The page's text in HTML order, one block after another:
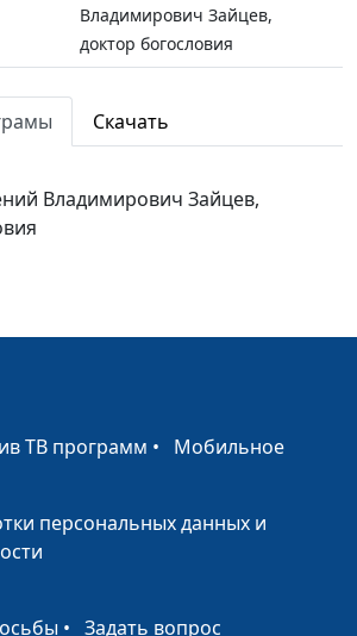
Владимирович Зайцев,
доктор богословия
Владимирович Зайцев,
доктор богословия
Евгений
Владимирович Зайцев,
Владимирович Зайцев,
Евгений
Евгений
Скачать
Владимирович Зайцев,
ТВ программ • Мобильное
персональных данных и
• Задать вопрос